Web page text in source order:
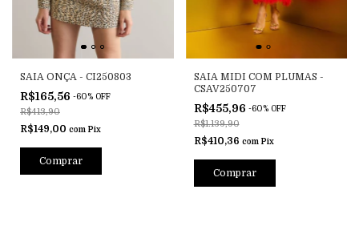
SAIA ONÇA - CI250803
R$165,56 -60% OFF
R$413,90
R$149,00 com Pix
Comprar
SAIA MIDI COM PLUMAS -
CSAV250707
R$455,96 -60% OFF
R$1.139,90
R$410,36 com Pix
Comprar